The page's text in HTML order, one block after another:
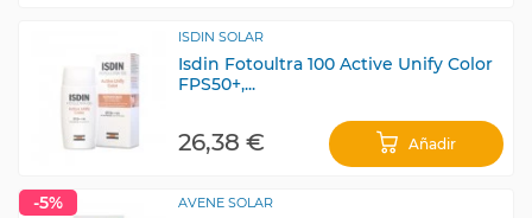
ISDIN SOLAR
Isdin Fotoultra 100 Active Unify Color
FPS50+,...
26,38 € Añadir
-5% AVENE SOLAR